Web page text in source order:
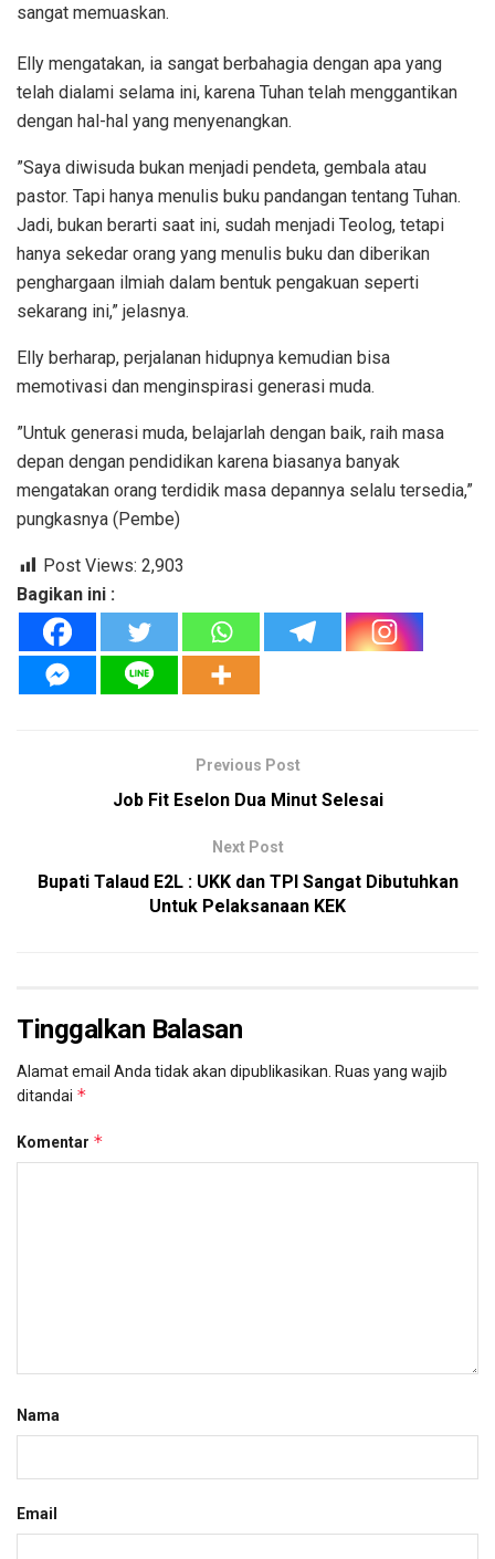
sangat memuaskan.
Elly mengatakan, ia sangat berbahagia dengan apa yang
telah dialami selama ini, karena Tuhan telah menggantikan
dengan hal-hal yang menyenangkan.
”Saya diwisuda bukan menjadi pendeta, gembala atau
pastor. Tapi hanya menulis buku pandangan tentang Tuhan.
Jadi, bukan berarti saat ini, sudah menjadi Teolog, tetapi
hanya sekedar orang yang menulis buku dan diberikan
penghargaan ilmiah dalam bentuk pengakuan seperti
sekarang ini,” jelasnya.
Elly berharap, perjalanan hidupnya kemudian bisa
memotivasi dan menginspirasi generasi muda.
”Untuk generasi muda, belajarlah dengan baik, raih masa
depan dengan pendidikan karena biasanya banyak
mengatakan orang terdidik masa depannya selalu tersedia,”
pungkasnya (Pembe)
Post Views: 2,903
Bagikan ini :
Previous Post
Job Fit Eselon Dua Minut Selesai
Next Post
Bupati Talaud E2L : UKK dan TPI Sangat Dibutuhkan
Untuk Pelaksanaan KEK
Tinggalkan Balasan
Alamat email Anda tidak akan dipublikasikan. Ruas yang wajib
ditandai *
Komentar *
Nama
Email